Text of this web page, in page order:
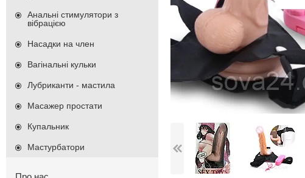
Анальні стимулятори з
вібрацією
Насадки на член
Вагінальні кульки
Лубриканти - мастила
Масажер простати
Купальник
Мастурбатори